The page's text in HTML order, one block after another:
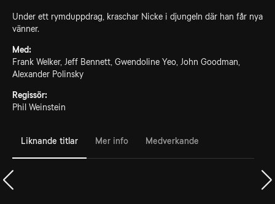
Under ett rymduppdrag, kraschar Nicke i djungeln där han får nya
vänner.
Med:
Frank Welker, Jeff Bennett, Gwendoline Yeo, John Goodman,
Alexander Polinsky
Regissör:
Phil Weinstein
Liknande titlar Mer info Medverkande